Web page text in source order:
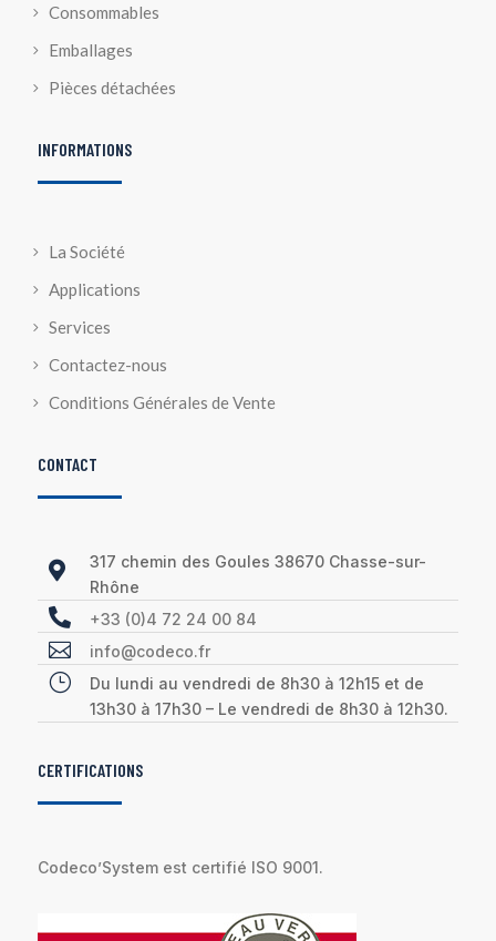
Consommables
Emballages
Pièces détachées
INFORMATIONS
La Société
Applications
Services
Contactez-nous
Conditions Générales de Vente
CONTACT

317 chemin des Goules 38670 Chasse-sur-
Rhône
 +33 (0)4 72 24 00 84
 info@codeco.fr
}
Du lundi au vendredi de 8h30 à 12h15 et de
13h30 à 17h30 – Le vendredi de 8h30 à 12h30.
CERTIFICATIONS
Codeco’System est certifié ISO 9001.